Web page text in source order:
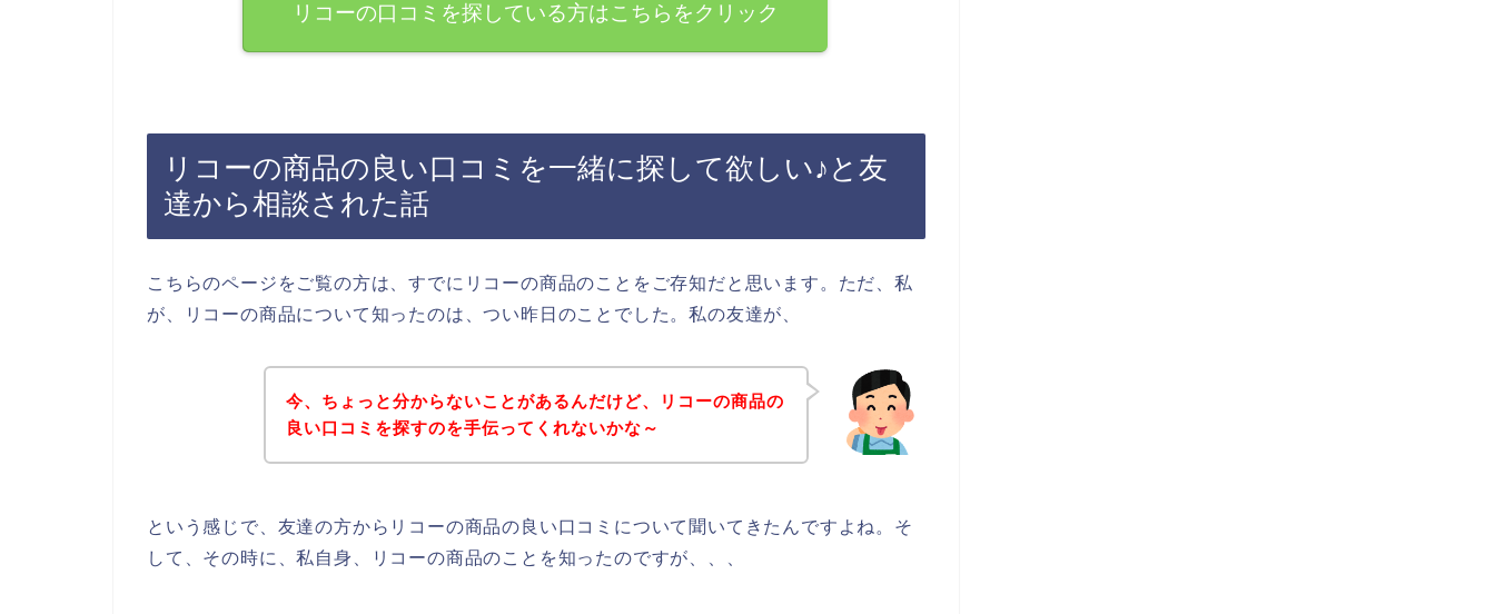
リコーの口コミを探している方はこちらをクリック
リコーの商品の良い口コミを一緒に探して欲しい♪と友
達から相談された話
こちらのページをご覧の方は、すでにリコーの商品のことをご存知だと思います。ただ、私
が、リコーの商品について知ったのは、つい昨日のことでした。私の友達が、
今、ちょっと分からないことがあるんだけど、リコーの商品の
良い口コミを探すのを手伝ってくれないかな～
という感じで、友達の方からリコーの商品の良い口コミについて聞いてきたんですよね。そ
して、その時に、私自身、リコーの商品のことを知ったのですが、、、